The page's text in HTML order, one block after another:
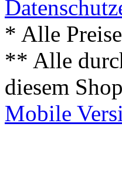
* Alle
** Alle
diesem
Mobile